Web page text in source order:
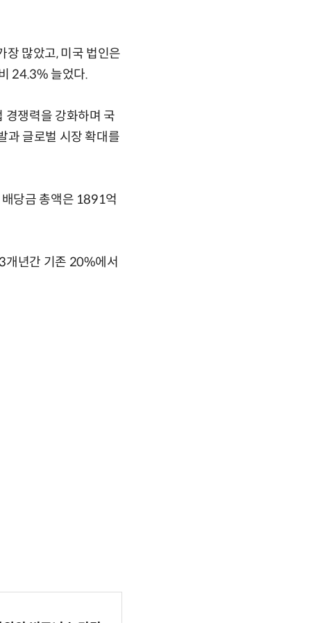
많았고, 미국 법인은
24.3% 늘었다.
경쟁력을 강화하며 국
과 글로벌 시장 확대를
당금 총액은 1891억
개년간 기존 20%에서